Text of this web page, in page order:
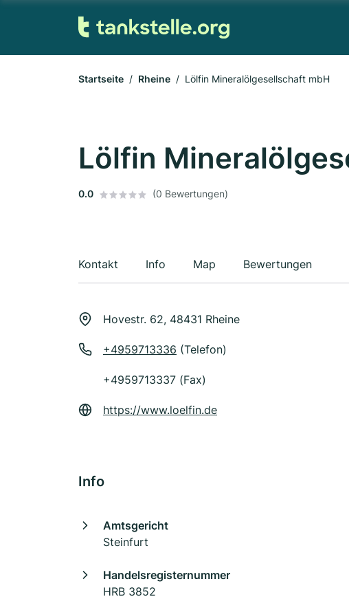
Startseite Rheine Lölfin Mineralölgesellschaft mbH
Lölfin
0.0 (0 Bewertungen)
Kontakt Info Map Bewertungen
Hovestr. 62, 48431 Rheine
+4959713336 (Telefon)
+4959713337 (Fax)
https://www.loelfin.de
Info
Amtsgericht
Steinfurt
Handelsregisternummer
HRB 3852